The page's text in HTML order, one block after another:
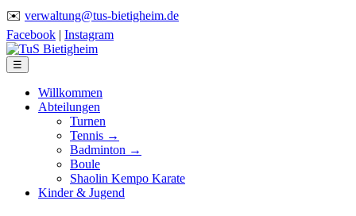
✉️ verwaltung@tus-bietigheim.de
Facebook | Instagram
☰
Willkommen
Abteilungen
Turnen
Tennis →
Badminton →
Boule
Shaolin Kempo Karate
Kinder & Jugend